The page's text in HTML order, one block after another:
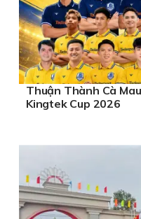
Thuận Thành Cà
Kingtek Cup 2026